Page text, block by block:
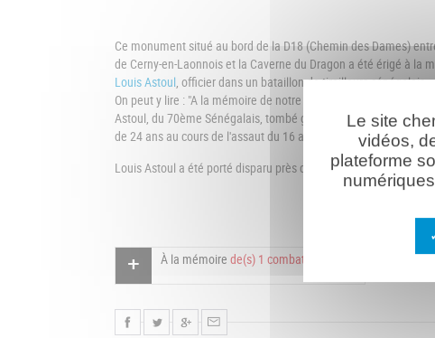
Ce monument situé au bord de la D18 (Chemin des Dames)
de Cerny-en-Laonnois et la Caverne du Dragon a été érigé à la
Louis Astoul, officier dans un bataillon de tirailleurs sénégalais.
On peut y lire : "A la mémoire de notre fils bien aimé, le sous-
Astoul, du 70ème Sénégalais, tombé glorieusement dans ces
de 24 ans au cours de l'assaut du 16 avril 1917 et de ses
Louis Astoul a été porté disparu près du village de Paissy.
À la mémoire de(s) 1 combattant(s)
Le site
vidéos,
plateforme